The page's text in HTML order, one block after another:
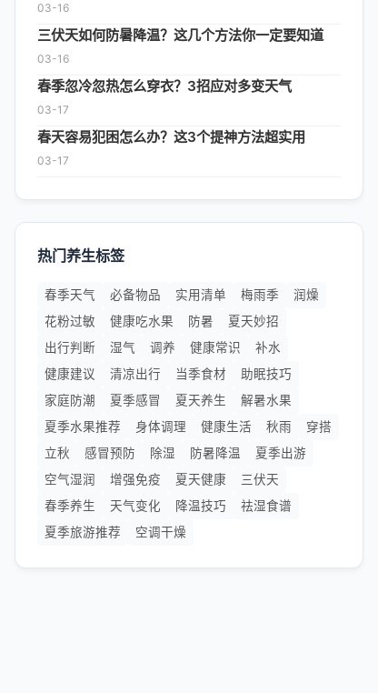
03-16
三伏天如何防暑降温？这几个方法你一定要知道
03-16
春季忽冷忽热怎么穿衣？3招应对多变天气
03-17
春天容易犯困怎么办？这3个提神方法超实用
03-17
热门养生标签
春季天气 必备物品 实用清单 梅雨季
润燥
花粉过敏
健康吃水果 防暑
夏天妙招
出行判断
湿气 调养 健康常识
补水
健康建议
清凉出行 当季食材
助眠技巧
家庭防潮
夏季感冒 夏天养生
解暑水果
夏季水果推荐
身体调理 健康生活 秋雨
穿搭
立秋
感冒预防 除湿 防暑降温
夏季出游
空气湿润
增强免疫 夏天健康
三伏天
春季养生
天气变化 降温技巧
祛湿食谱
夏季旅游推荐
空调干燥